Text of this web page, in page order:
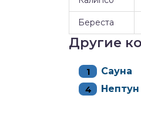
Береста
Другие
Сауна
Нептун